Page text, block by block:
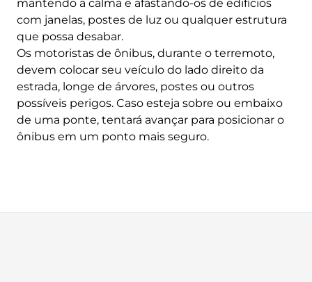
mantendo a calma e afastando-os de edifícios
com janelas, postes de luz ou qualquer estrutura
que possa desabar.
Os motoristas de ônibus, durante o terremoto,
devem colocar seu veículo do lado direito da
estrada, longe de árvores, postes ou outros
possíveis perigos. Caso esteja sobre ou embaixo
de uma ponte, tentará avançar para posicionar o
ônibus em um ponto mais seguro.